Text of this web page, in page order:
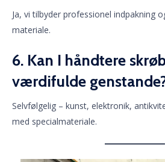
Ja, vi tilbyder professionel indpakning
materiale.
6. Kan I håndtere
værdifulde
Selvfølgelig – kunst, elektronik,
med specialmateriale.